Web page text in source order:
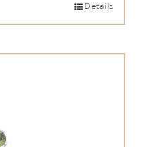
Details